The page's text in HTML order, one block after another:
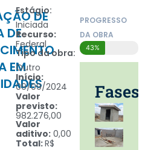
DE
DE
EM
Estágio:
Iniciada
Recurso:
Federal
Tipo da obra:
Outro
Início:
09/09/2024
Valor
previsto:
982.276,00
Valor
aditivo: 0,00
Total:R$
PROGRESSO
DA OBRA
43%
Fases